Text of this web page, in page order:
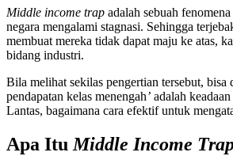
Middle income trap adalah sebuah
negara mengalami stagnasi. Sehingga
membuat mereka tidak dapat maju ke atas,
bidang industri.
Bila melihat sekilas pengertian tersebut, bisa
pendapatan kelas menengah’ adalah
Lantas, bagaimana cara efektif untuk
Apa ItuMiddle Income